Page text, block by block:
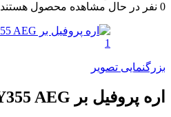
0 نفر در حال مشاهده محصول هستند
بزرگنمایی تصویر
اره پروفیل بر SMTY355 AEG